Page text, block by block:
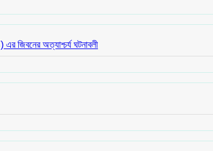
খাসায়েসুল কুবুরা বা রাসূল (ﷺ) এর জিবনের অত্যাশ্চর্য ঘটনাবলী